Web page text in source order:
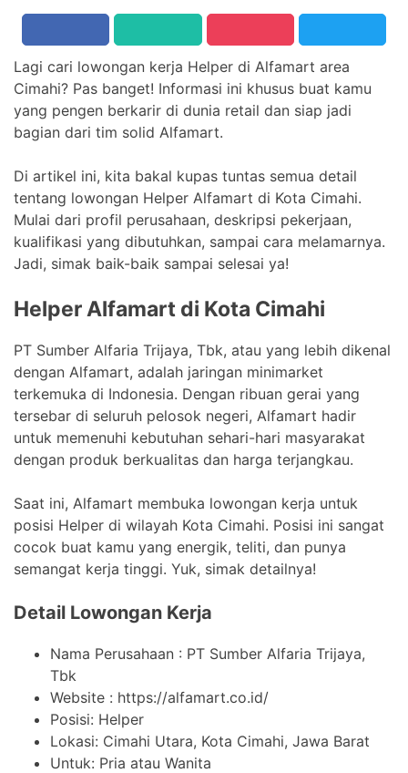
Lagi cari lowongan kerja Helper di Alfamart area
Cimahi? Pas banget! Informasi ini khusus buat kamu
yang pengen berkarir di dunia retail dan siap jadi
bagian dari tim solid Alfamart.
Di artikel ini, kita bakal kupas tuntas semua detail
tentang lowongan Helper Alfamart di Kota Cimahi.
Mulai dari profil perusahaan, deskripsi pekerjaan,
kualifikasi yang dibutuhkan, sampai cara melamarnya.
Jadi, simak baik-baik sampai selesai ya!
Helper Alfamart di Kota Cimahi
PT Sumber Alfaria Trijaya, Tbk, atau yang lebih dikenal
dengan Alfamart, adalah jaringan minimarket
terkemuka di Indonesia. Dengan ribuan gerai yang
tersebar di seluruh pelosok negeri, Alfamart hadir
untuk memenuhi kebutuhan sehari-hari masyarakat
dengan produk berkualitas dan harga terjangkau.
Saat ini, Alfamart membuka lowongan kerja untuk
posisi Helper di wilayah Kota Cimahi. Posisi ini sangat
cocok buat kamu yang energik, teliti, dan punya
semangat kerja tinggi. Yuk, simak detailnya!
Detail Lowongan Kerja
Nama Perusahaan : PT Sumber Alfaria Trijaya,
Tbk
Website : https://alfamart.co.id/
Posisi: Helper
Lokasi: Cimahi Utara, Kota Cimahi, Jawa Barat
Untuk: Pria atau Wanita